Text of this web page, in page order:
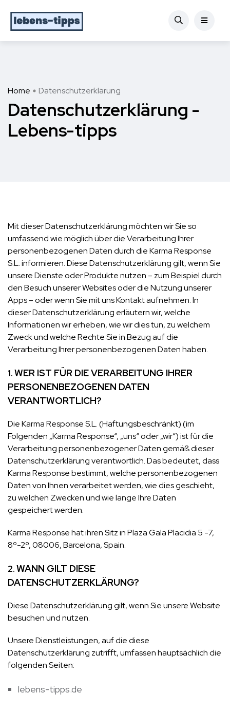
Home Datenschutzerklärung
Datenschutzerklärung -
Lebens-tipps
Mit dieser Datenschutzerklärung möchten wir Sie so
umfassend wie möglich über die Verarbeitung Ihrer
personenbezogenen Daten durch die Karma Response
S.L. informieren. Diese Datenschutzerklärung gilt, wenn Sie
unsere Dienste oder Produkte nutzen – zum Beispiel durch
den Besuch unserer Websites oder die Nutzung unserer
Apps – oder wenn Sie mit uns Kontakt aufnehmen. In
dieser Datenschutzerklärung erläutern wir, welche
Informationen wir erheben, wie wir dies tun, zu welchem
Zweck und welche Rechte Sie in Bezug auf die
Verarbeitung Ihrer personenbezogenen Daten haben.
1.WER IST FÜR DIE VERARBEITUNG IHRER
PERSONENBEZOGENEN DATEN
VERANTWORTLICH?
Die Karma Response S.L. (Haftungsbeschränkt) (im
Folgenden „Karma Response“, „uns“ oder „wir“) ist für die
Verarbeitung personenbezogener Daten gemäß dieser
Datenschutzerklärung verantwortlich. Das bedeutet, dass
Karma Response bestimmt, welche personenbezogenen
Daten von Ihnen verarbeitet werden, wie dies geschieht,
zu welchen Zwecken und wie lange Ihre Daten
gespeichert werden.
Karma Response hat ihren Sitz in Plaza Gala Placidia 5 -7,
8º-2º, 08006, Barcelona, Spain.
2.WANN GILT DIESE
DATENSCHUTZERKLÄRUNG?
Diese Datenschutzerklärung gilt, wenn Sie unsere Website
besuchen und nutzen.
Unsere Dienstleistungen, auf die diese
Datenschutzerklärung zutrifft, umfassen hauptsächlich die
folgenden Seiten:
lebens-tipps.de